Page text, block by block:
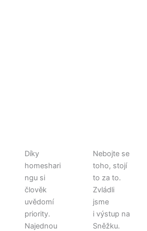
Díky
homeshari
ngu si
člověk
uvědomí
priority.
Najednou
Nebojte se
toho, stojí
to za to.
Zvládli
jsme
i výstup na
Sněžku.